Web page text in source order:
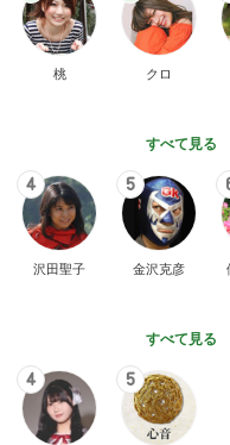
桃 クロ
すべて見る
4
沢田聖子
5
金沢克彦
すべて見る
4 5